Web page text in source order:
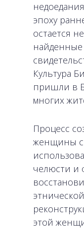
эпоху
остается
Культура
пришли в
многих
Процесс
женщины с
челюсти и
этой